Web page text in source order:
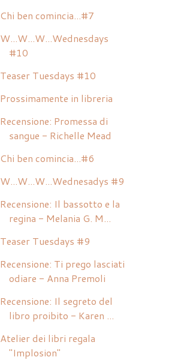
Chi ben comincia...#7
W...W...W...Wednesdays
#10
Teaser Tuesdays #10
Prossimamente in libreria
Recensione: Promessa di
sangue - Richelle Mead
Chi ben comincia...#6
W...W...W...Wednesadys #9
Recensione: Il bassotto e la
regina - Melania G. M...
Teaser Tuesdays #9
Recensione: Ti prego lasciati
odiare - Anna Premoli
Recensione: Il segreto del
libro proibito - Karen ...
Atelier dei libri regala
"Implosion"